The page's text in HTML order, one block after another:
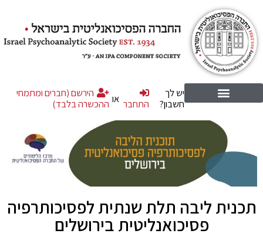
יש לך
חשבון?
התחבר או
הירשם (חברים ומתמחי
ההכשרה בלבד)
תכנית ליבה תלת שנתית לפסיכותרפיה
פסיכואנליטית בירושלים